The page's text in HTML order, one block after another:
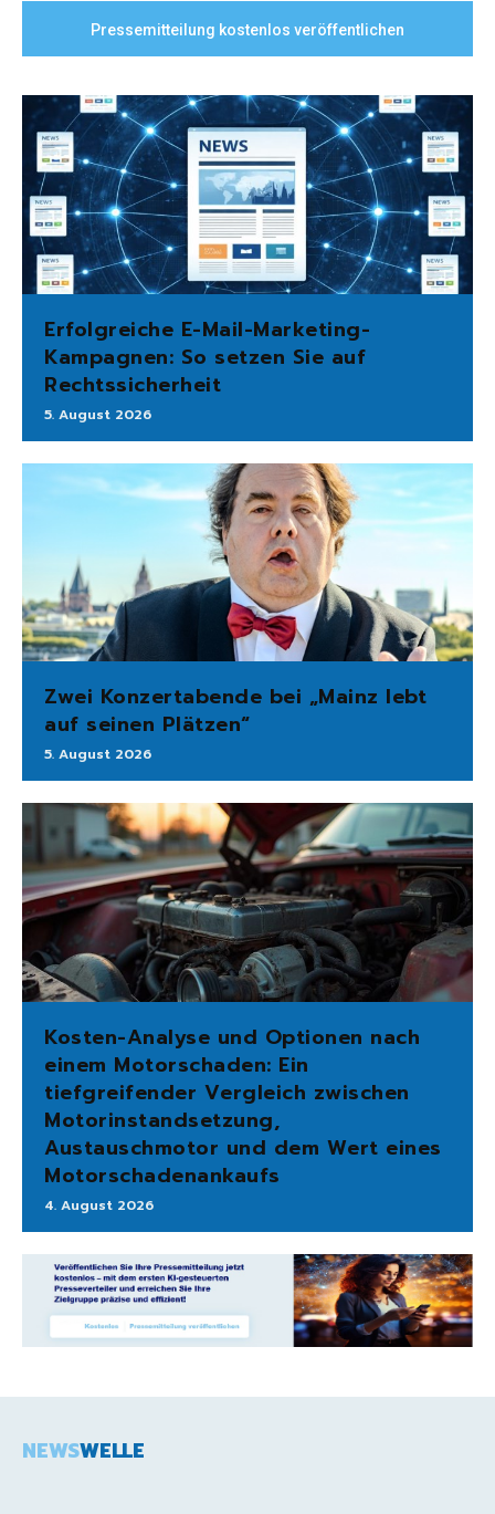
Pressemitteilung kostenlos veröffentlichen
Erfolgreiche E-Mail-Marketing-
Kampagnen: So setzen Sie auf
Rechtssicherheit
5. August 2026
Zwei Konzertabende bei „Mainz lebt
auf seinen Plätzen“
5. August 2026
Kosten-Analyse und Optionen nach
einem Motorschaden: Ein
tiefgreifender Vergleich zwischen
Motorinstandsetzung,
Austauschmotor und dem Wert eines
Motorschadenankaufs
4. August 2026
NEWSWELLE